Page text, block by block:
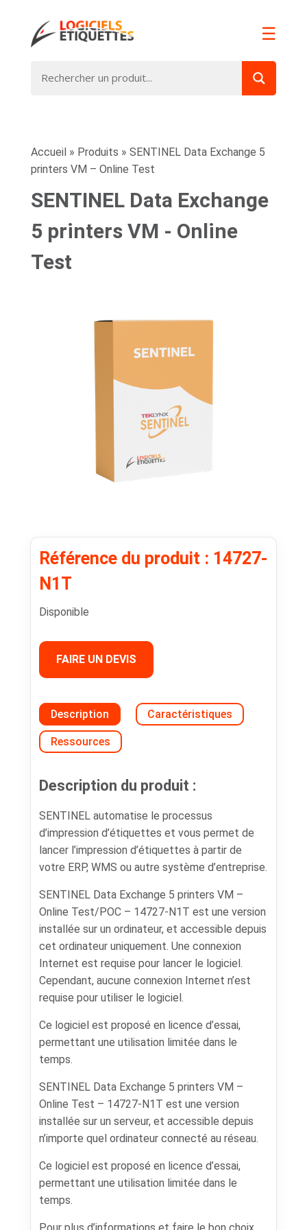
☰
Accueil » Produits » SENTINEL Data Exchange 5
printers VM – Online Test
SENTINEL Data Exchange
5 printers VM - Online
Test
Référence du produit : 14727-
N1T
Disponible
FAIRE UN DEVIS
Description Caractéristiques
Ressources
Description du produit :
SENTINEL automatise le processus
d’impression d’étiquettes et vous permet de
lancer l’impression d’étiquettes à partir de
votre ERP, WMS ou autre système d’entreprise.
SENTINEL Data Exchange 5 printers VM –
Online Test/POC – 14727-N1T est une version
installée sur un ordinateur, et accessible depuis
cet ordinateur uniquement. Une connexion
Internet est requise pour lancer le logiciel.
Cependant, aucune connexion Internet n’est
requise pour utiliser le logiciel.
Ce logiciel est proposé en licence d’essai,
permettant une utilisation limitée dans le
temps.
SENTINEL Data Exchange 5 printers VM –
Online Test – 14727-N1T est une version
installée sur un serveur, et accessible depuis
n’importe quel ordinateur connecté au réseau.
Ce logiciel est proposé en licence d’essai,
permettant une utilisation limitée dans le
temps.